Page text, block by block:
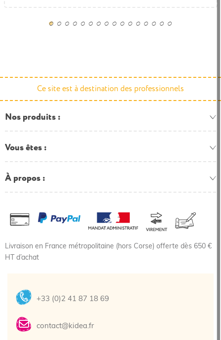
Ce site est à destination des professionnels
Nos produits
Vous êtes
À propos
Livraison en France métropolitaine (hors Corse) offerte dès 650 €
HT d’achat
+33 (0)2 41 87 18 69
contact@kidea.fr